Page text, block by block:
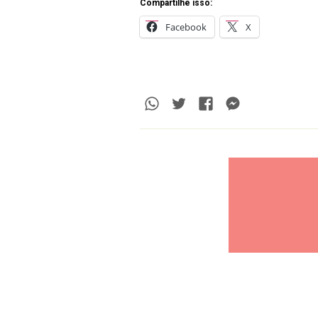
Compartilhe isso:
Facebook X
Whatsapp
TwitterFacebook